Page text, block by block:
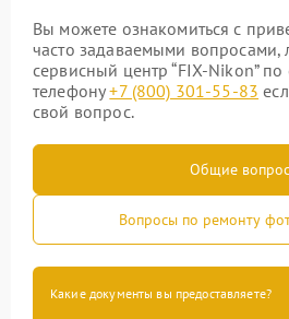
Вы можете ознакомиться с
часто задаваемыми вопросами,
сервисный центр “FIX-Nikon”
телефону+7 (800) 301-55-83
свой вопрос.
Общие
Вопросы по ремонту
Какие документы вы предоставляете?